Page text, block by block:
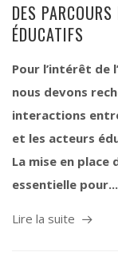
DES
ÉDUCATIFS
Pour l’intérêt de
nous devons
interactions
et les acteurs
La mise en
essentielle pour...
Lire la suite